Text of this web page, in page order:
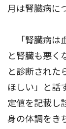
月は腎臓病に
「腎臓病は
と腎臓も悪く
と診断された
ほしい」と話
定値を記載し
身の体調をき